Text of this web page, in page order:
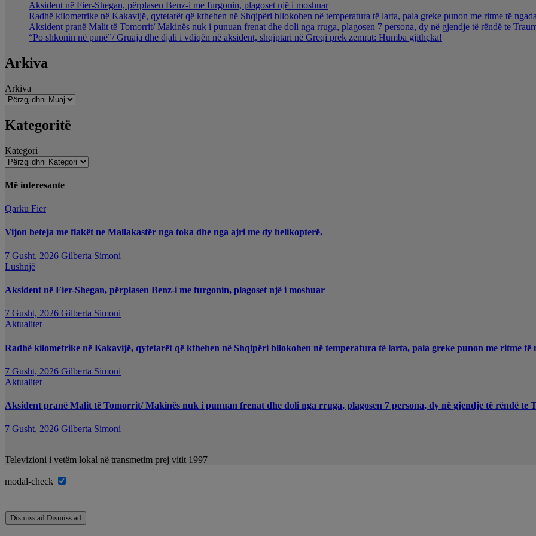
Aksident në Fier-Shegan, përplasen Benz-i me furgonin, plagoset një i moshuar
Radhë kilometrike në Kakavijë, qytetarët që kthehen në Shqipëri bllokohen në temperatura të larta, pala greke punon me ritme të
Aksident pranë Malit të Tomorrit/ Makinës nuk i punuan frenat dhe doli nga rruga, plagosen 7 persona, dy në gjendje të rëndë te
“Po shkonin në punë”/ Gruaja dhe djali i vdiqën në aksident, shqiptari në Greqi prek zemrat: Humba gjithçka!
Arkiva
Arkiva
Kategoritë
Kategori
Më interesante
Qarku Fier
Vijon beteja me flakët ne Mallakastër nga toka dhe nga ajri me dy helikopterë.
7 Gusht, 2026 Gilberta Simoni
Lushnjë
Aksident në Fier-Shegan, përplasen Benz-i me furgonin, plagoset një i moshuar
7 Gusht, 2026 Gilberta Simoni
Aktualitet
Radhë kilometrike në Kakavijë, qytetarët që kthehen në Shqipëri bllokohen në temperatura të larta, pala greke punon me ritme të
7 Gusht, 2026 Gilberta Simoni
Aktualitet
Aksident pranë Malit të Tomorrit/ Makinës nuk i punuan frenat dhe doli nga rruga, plagosen 7 persona, dy në gjendje të rëndë te
7 Gusht, 2026 Gilberta Simoni
Televizioni i vetëm lokal në transmetim prej vitit 1997
modal-check
Dismiss ad Dismiss ad